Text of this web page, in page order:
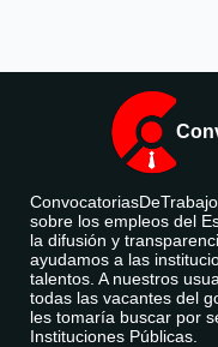
sobre los empleos del
la difusión y
ayudamos a las
talentos. A nuestros
todas las vacantes del
les tomaría buscar por
Instituciones Públicas.